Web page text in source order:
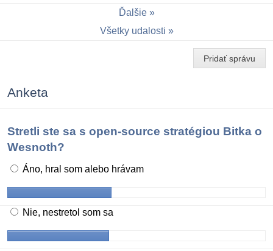
Ďalšie
Všetky udalosti
Pridať správu
Anketa
Stretli ste sa s open-source stratégiou Bitka o
Wesnoth?
Áno, hral som alebo hrávam
Nie, nestretol som sa